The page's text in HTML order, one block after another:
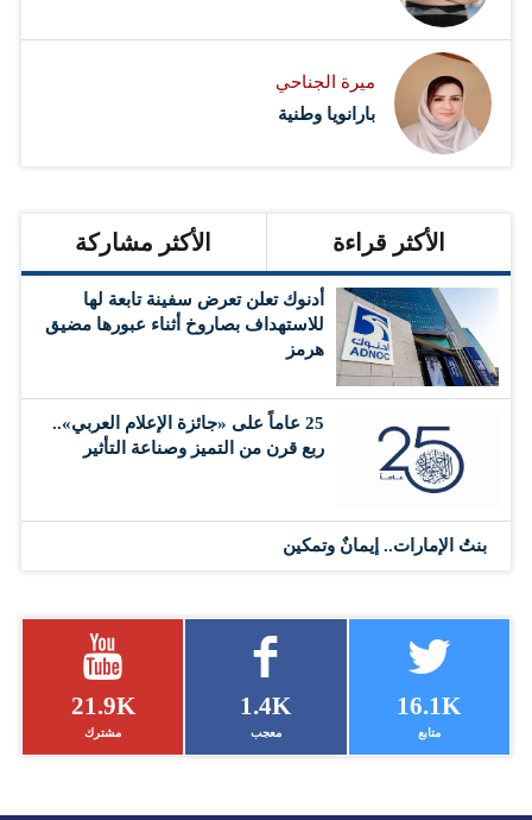
ميرة الجناحي
بارانويا وطنية
الأكثر قراءة الأكثر مشاركة
أدنوك تعلن تعرض سفينة تابعة لها
للاستهداف بصاروخ أثناء عبورها مضيق
هرمز
25 عاماً على «جائزة الإعلام العربي»..
ربع قرن من التميز وصناعة التأثير
بنتُ الإمارات.. إيمانٌ وتمكين
21.9K
مشترك
1.4K
معجب
16.1K
متابع